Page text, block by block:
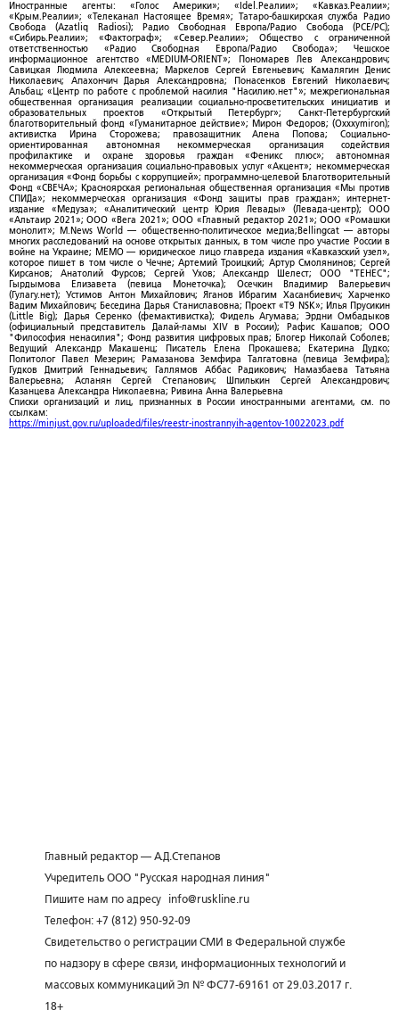
Иностранные агенты: «Голос Америки»; «Idel.Реалии»; «Кавказ.Реалии»;
«Крым.Реалии»; «Телеканал Настоящее Время»; Татаро-башкирская служба Радио
Свобода (Azatliq Radiosi); Радио Свободная Европа/Радио Свобода (PCE/PC);
«Сибирь.Реалии»; «Фактограф»; «Север.Реалии»; Общество с ограниченной
ответственностью «Радио Свободная Европа/Радио Свобода»; Чешское
информационное агентство «MEDIUM-ORIENT»; Пономарев Лев Александрович;
Савицкая Людмила Алексеевна; Маркелов Сергей Евгеньевич; Камалягин Денис
Николаевич; Апахончич Дарья Александровна; Понасенков Евгений Николаевич;
Альбац; «Центр по работе с проблемой насилия "Насилию.нет"»; межрегиональная
общественная организация реализации социально-просветительских инициатив и
образовательных проектов «Открытый Петербург»; Санкт-Петербургский
благотворительный фонд «Гуманитарное действие»; Мирон Федоров; (Oxxxymiron);
активистка Ирина Сторожева; правозащитник Алена Попова; Социально-
ориентированная автономная некоммерческая организация содействия
профилактике и охране здоровья граждан «Феникс плюс»; автономная
некоммерческая организация социально-правовых услуг «Акцент»; некоммерческая
организация «Фонд борьбы с коррупцией»; программно-целевой Благотворительный
Фонд «СВЕЧА»; Красноярская региональная общественная организация «Мы против
СПИДа»; некоммерческая организация «Фонд защиты прав граждан»; интернет-
издание «Медуза»; «Аналитический центр Юрия Левады» (Левада-центр); ООО
«Альтаир 2021»; ООО «Вега 2021»; ООО «Главный редактор 2021»; ООО «Ромашки
монолит»; M.News World — общественно-политическое медиа;Bellingcat — авторы
многих расследований на основе открытых данных, в том числе про участие России в
войне на Украине; МЕМО — юридическое лицо главреда издания «Кавказский узел»,
которое пишет в том числе о Чечне; Артемий Троицкий; Артур Смолянинов; Сергей
Кирсанов; Анатолий Фурсов; Сергей Ухов; Александр Шелест; ООО "ТЕНЕС";
Гырдымова Елизавета (певица Монеточка); Осечкин Владимир Валерьевич
(Гулагу.нет); Устимов Антон Михайлович; Яганов Ибрагим Хасанбиевич; Харченко
Вадим Михайлович; Беседина Дарья Станиславовна; Проект «T9 NSK»; Илья Прусикин
(Little Big); Дарья Серенко (фемактивистка); Фидель Агумава; Эрдни Омбадыков
(официальный представитель Далай-ламы XIV в России); Рафис Кашапов; ООО
"Философия ненасилия"; Фонд развития цифровых прав; Блогер Николай Соболев;
Ведущий Александр Макашенц; Писатель Елена Прокашева; Екатерина Дудко;
Политолог Павел Мезерин; Рамазанова Земфира Талгатовна (певица Земфира);
Гудков Дмитрий Геннадьевич; Галлямов Аббас Радикович; Намазбаева Татьяна
Валерьевна; Асланян Сергей Степанович; Шпилькин Сергей Александрович;
Казанцева Александра Николаевна; Ривина Анна Валерьевна
Списки организаций и лиц, признанных в России иностранными агентами, см. по
ссылкам:
https://minjust.gov.ru/uploaded/files/reestr-inostrannyih-agentov-10022023.pdf
Главный редактор — А.Д.Степанов
Учредитель ООО "Русская народная линия"
Пишите нам по адресу
info@ruskline.ru
Телефон: +7 (812) 950-92-09
Свидетельство о регистрации СМИ в Федеральной службе
по надзору в сфере связи, информационных технологий и
массовых коммуникаций Эл № ФС77-69161 от 29.03.2017 г.
18+